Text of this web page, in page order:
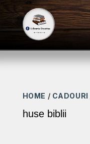
HOME / CADOURI
huse biblii